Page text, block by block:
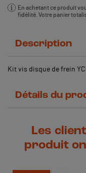
En achetant ce produit
fidélité. Votre panier
Description
Kit vis disque de frein
Détails du
Les
produit